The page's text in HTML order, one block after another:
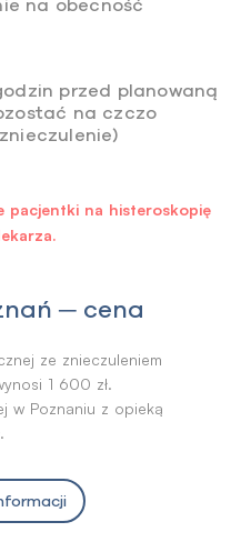
na obecność
przed planowaną
na czczo
pacjentki na histeroskopię
─ cena
ze znieczuleniem
1 600 zł.
w Poznaniu z opieką